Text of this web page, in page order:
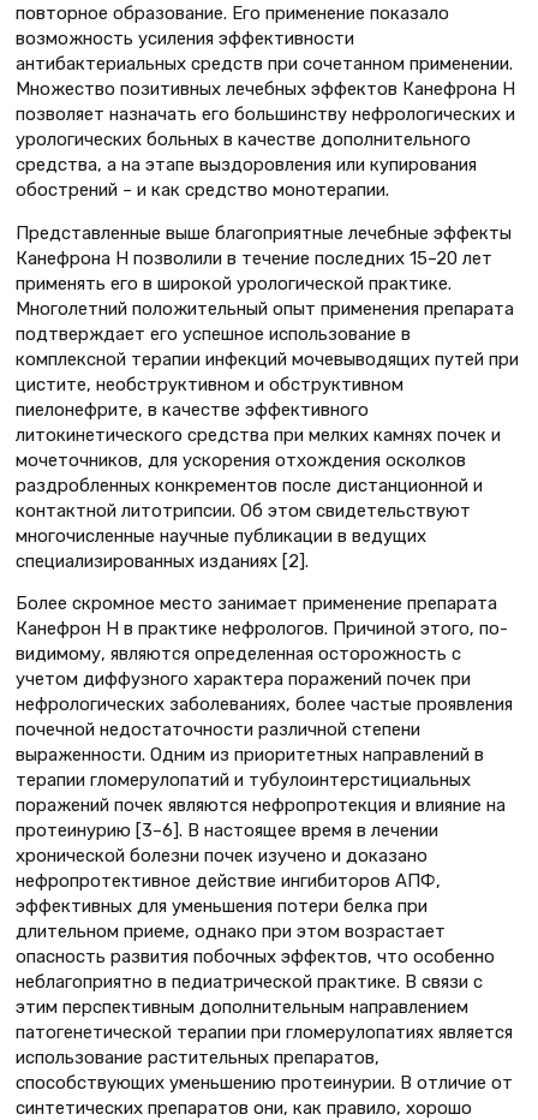
повторное образование. Его применение показало
возможность усиления эффективности
антибактериальных средств при сочетанном применении.
Множество позитивных лечебных эффектов Канефрона Н
позволяет назначать его большинству нефрологических и
урологических больных в качестве дополнительного
средства, а на этапе выздоровления или купирования
обострений – и как средство монотерапии.
Представленные выше благоприятные лечебные эффекты
Канефрона Н позволили в течение последних 15–20 лет
применять его в широкой урологической практике.
Многолетний положительный опыт применения препарата
подтверждает его успешное использование в
комплексной терапии инфекций мочевыводящих путей при
цистите, необструктивном и обструктивном
пиелонефрите, в качестве эффективного
литокинетического средства при мелких камнях почек и
мочеточников, для ускорения отхождения осколков
раздробленных конкрементов после дистанционной и
контактной литотрипсии. Об этом свидетельствуют
многочисленные научные публикации в ведущих
специализированных изданиях [2].
Более скромное место занимает применение препарата
Канефрон Н в практике нефрологов. Причиной этого, по-
видимому, являются определенная осторожность с
учетом диффузного характера поражений почек при
нефрологических заболеваниях, более частые проявления
почечной недостаточности различной степени
выраженности. Одним из приоритетных направлений в
терапии гломерулопатий и тубулоинтерстициальных
поражений почек являются нефропротекция и влияние на
протеинурию [3–6]. В настоящее время в лечении
хронической болезни почек изучено и доказано
нефропротективное действие ингибиторов АПФ,
эффективных для уменьшения потери белка при
длительном приеме, однако при этом возрастает
опасность развития побочных эффектов, что особенно
неблагоприятно в педиатрической практике. В связи с
этим перспективным дополнительным направлением
патогенетической терапии при гломерулопатиях является
использование растительных препаратов,
способствующих уменьшению протеинурии. В отличие от
синтетических препаратов они, как правило, хорошо